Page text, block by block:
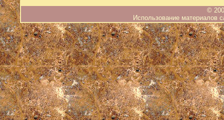
©
Использование материалов